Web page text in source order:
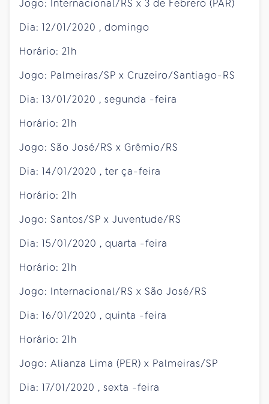
Jogo: Internacional/RS x 3 de Febrero (PAR)
Dia: 12/01/2020 , domingo
Horário: 21h
Jogo: Palmeiras/SP x Cruzeiro/Santiago-RS
Dia: 13/01/2020 , segunda -feira
Horário: 21h
Jogo: São José/RS x Grêmio/RS
Dia: 14/01/2020 , ter ça-feira
Horário: 21h
Jogo: Santos/SP x Juventude/RS
Dia: 15/01/2020 , quarta -feira
Horário: 21h
Jogo: Internacional/RS x São José/RS
Dia: 16/01/2020 , quinta -feira
Horário: 21h
Jogo: Alianza Lima (PER) x Palmeiras/SP
Dia: 17/01/2020 , sexta -feira